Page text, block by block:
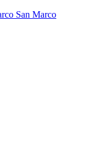
San Marco